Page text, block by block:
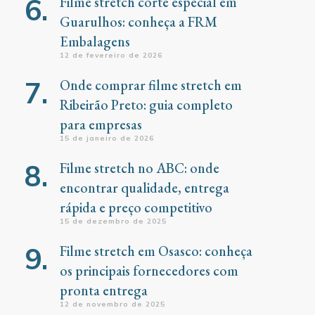
Guarulhos: conheça a FRM
Embalagens
12 de fevereiro de 2026
Onde comprar filme stretch em
Ribeirão Preto: guia completo
para empresas
15 de janeiro de 2026
Filme stretch no ABC: onde
encontrar qualidade, entrega
rápida e preço competitivo
15 de dezembro de 2025
Filme stretch em Osasco: conheça
os principais fornecedores com
pronta entrega
12 de novembro de 2025